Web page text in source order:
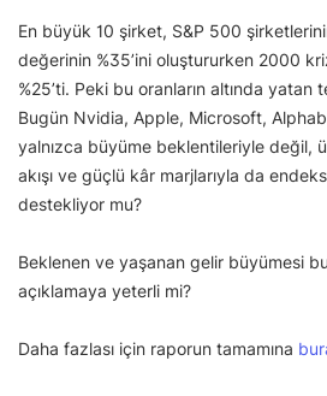
En büyük 10 şirket, S&P 500
değerinin %35’ini oluştururken 2000
%25’ti. Peki bu oranların altında yatan
Bugün Nvidia, Apple, Microsoft,
yalnızca büyüme beklentileriyle değil,
akışı ve güçlü kâr marjlarıyla da
destekliyor mu?
Beklenen ve yaşanan gelir büyümesi
açıklamaya yeterli mi?
Daha fazlası için raporun tamamına